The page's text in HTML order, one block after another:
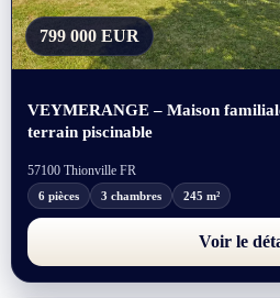
799 000 EUR
VEYMERANGE – Maison
terrain piscinable
57100 Thionville FR
6 pièces 3 chambres 245 m²
Voir le